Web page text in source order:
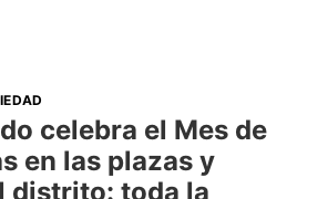
celebra el Mes de
en las plazas y
distrito: toda la